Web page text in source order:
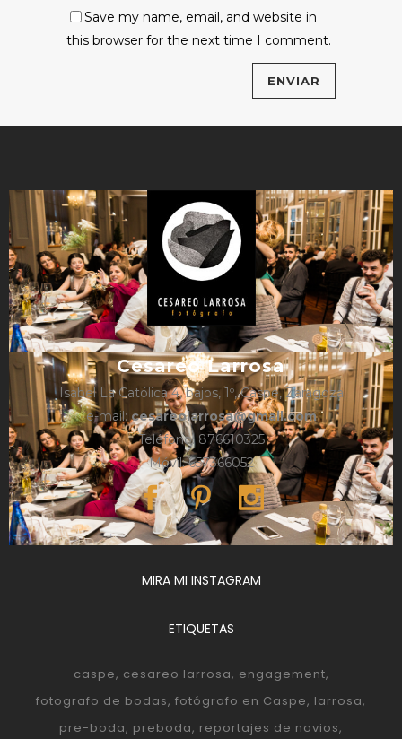
Save my name, email, and website in
this browser for the next time I comment.
Cesareo Larrosa
Isabel La Católica 4, bajos, 1º, Caspe, Zaragoza
e-mail:cesareolarrosa@gmail.com
Teléfono: 876610325
Móvil: 657366052
MIRA MI INSTAGRAM
ETIQUETAS
caspe cesareo larrosa engagement
fotografo de bodas fotógrafo en Caspe larrosa
pre-boda preboda reportajes de novios